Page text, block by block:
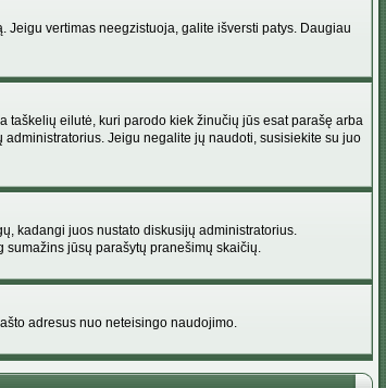
vertimas neegzistuoja, galite išversti patys. Daugiau
taškelių eilutė, kuri parodo kiek žinučių jūs esat parašę arba
Jeigu negalite jų naudoti, susisiekite su juo
kadangi juos nustato diskusijų administratorius.
jūsų parašytų pranešimų skaičių.
adresus nuo neteisingo naudojimo.